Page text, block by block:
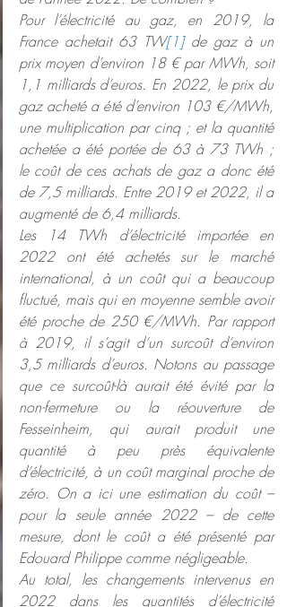
Pour l’électricité au gaz, en 2019, la
France achetait 63 TW[1] de gaz à un
prix moyen d’environ 18 € par MWh, soit
1,1 milliards d’euros. En 2022, le prix du
gaz acheté a été d’environ 103 €/MWh,
une multiplication par cinq ; et la quantité
achetée a été portée de 63 à 73 TWh ;
le coût de ces achats de gaz a donc été
de 7,5 milliards. Entre 2019 et 2022, il a
augmenté de 6,4 milliards.
Les 14 TWh d’électricité importée en
2022 ont été achetés sur le marché
international, à un coût qui a beaucoup
fluctué, mais qui en moyenne semble avoir
été proche de 250 €/MWh. Par rapport
à 2019, il s’agit d’un surcoût d’environ
3,5 milliards d’euros. Notons au passage
que ce surcoût-là aurait été évité par la
non-fermeture ou la réouverture de
Fesseinheim, qui aurait produit une
quantité à peu près équivalente
d’électricité, à un coût marginal proche de
zéro. On a ici une estimation du coût –
pour la seule année 2022 – de cette
mesure, dont le coût a été présenté par
Edouard Philippe comme négligeable.
Au total, les changements intervenus en
2022 dans les quantités d’électricité